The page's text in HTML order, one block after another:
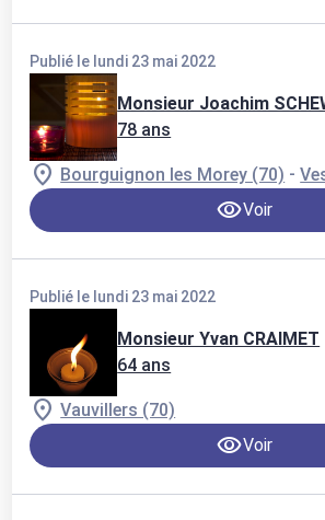
Publié le lundi 23 mai 2022
Monsieur Joachim
78 ans
Bourguignon les Morey (70) -
Voir
Publié le lundi 23 mai 2022
Monsieur Yvan CRAIMET
64 ans
Vauvillers (70)
Voir